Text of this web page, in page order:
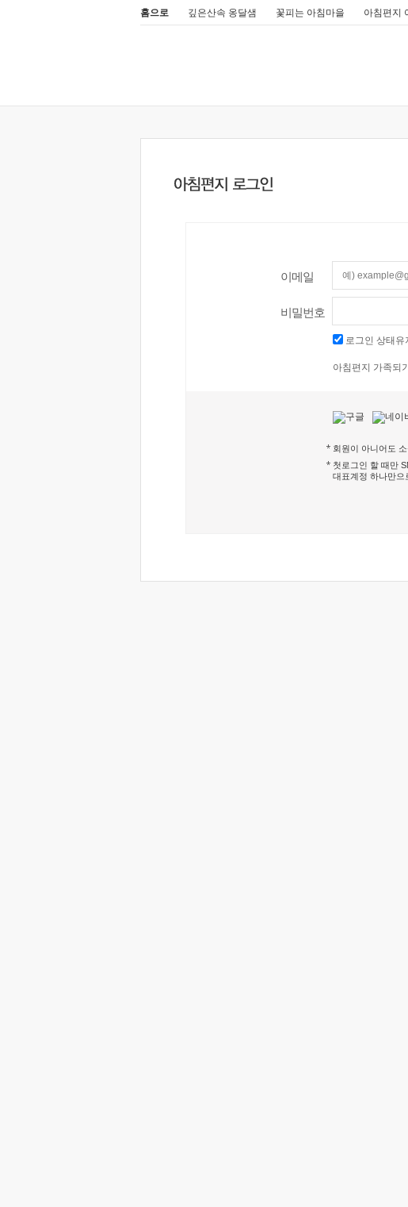
홈으로 깊은산속 옹달샘 꽃피는 아침마을 아침편지
이메일
비밀번호
로그인 상태유
아침편지 가족되기
회원이 아니어도
첫로그인 할 때만
대표계정 하나만으